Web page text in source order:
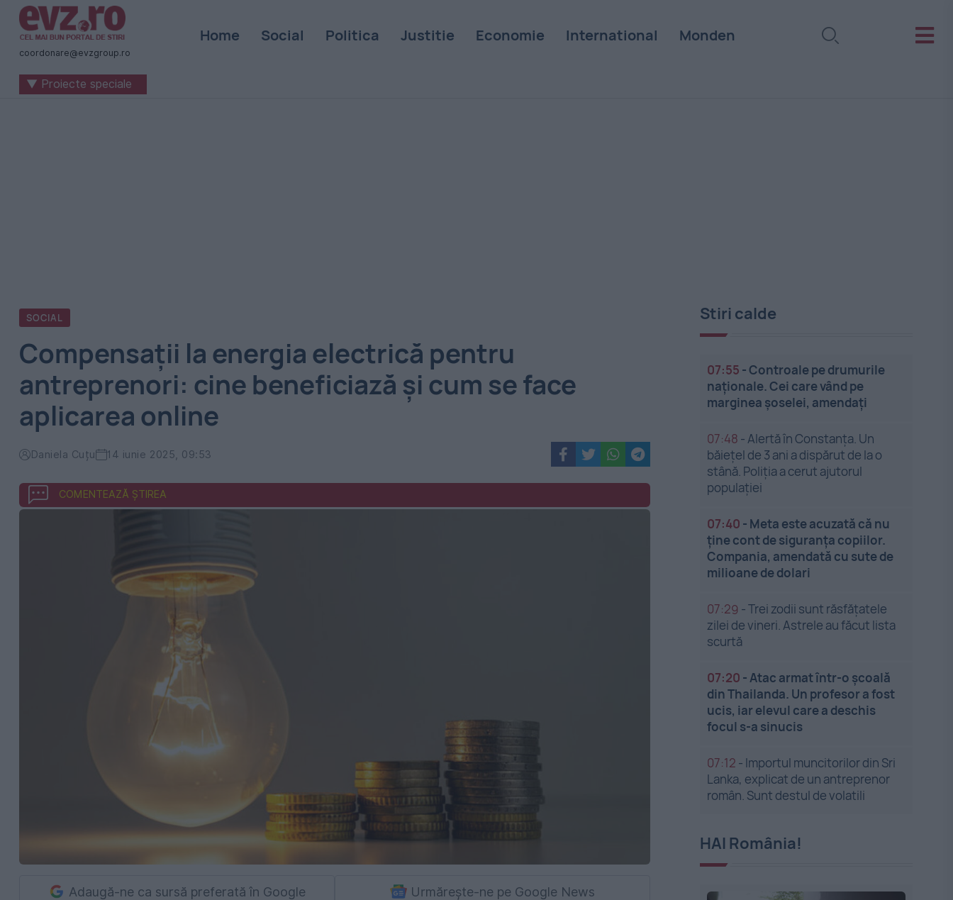
Știri
naționale
internaționale
coordonare@evzgroup.ro
Home Social Politica Justitie Economie International Monden
▼ Proiecte speciale
SOCIAL
Compensații la energia electrică pentru
antreprenori: cine beneficiază și cum se face
aplicarea online
Daniela Cuțu 14 iunie 2025, 09:53
COMENTEAZĂ ȘTIREA
Adaugă-ne ca sursă preferată în Google Urmărește-ne pe Google News
Stiri calde
07:55 -Controale pe drumurile
naționale. Cei care vând pe
marginea șoselei, amendați
07:48 -Alertă în Constanța. Un
băiețel de 3 ani a dispărut de la o
stână. Poliția a cerut ajutorul
populației
07:40 - Meta este acuzată că nu
ține cont de siguranța copiilor.
Compania, amendată cu sute de
milioane de dolari
07:29 -Trei zodii sunt răsfățatele
zilei de vineri. Astrele au făcut lista
scurtă
07:20 -Atac armat într-o școală
din Thailanda. Un profesor a fost
ucis, iar elevul care a deschis
focul s-a sinucis
07:12 - Importul muncitorilor din Sri
Lanka, explicat de un antreprenor
român. Sunt destul de volatili
HAI România!